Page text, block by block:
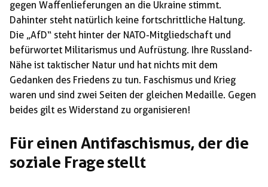
gegen Waffenlieferungen an die Ukraine stimmt.
Dahinter steht natürlich keine fortschrittliche Haltung.
Die „AfD“ steht hinter der NATO-Mitgliedschaft und
befürwortet Militarismus und Aufrüstung. Ihre Russland-
Nähe ist taktischer Natur und hat nichts mit dem
Gedanken des Friedens zu tun. Faschismus und Krieg
waren und sind zwei Seiten der gleichen Medaille. Gegen
beides gilt es Widerstand zu organisieren!
Für einen Antifaschismus, der die
soziale Frage stellt